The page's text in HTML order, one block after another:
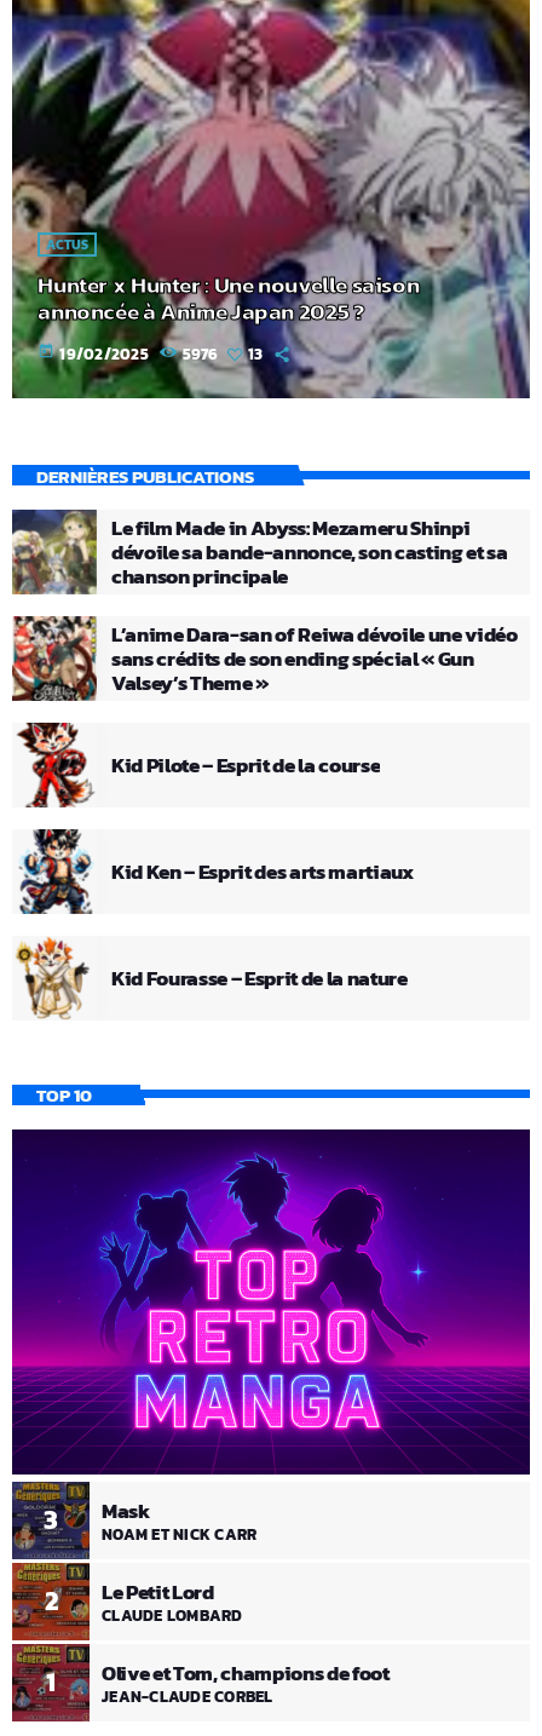
ACTUS
Hunter x Hunter : Une nouvelle saison
annoncée à Anime Japan 2025 ?
today 19/02/2025 5976 13
DERNIÈRES PUBLICATIONS
Le film Made in Abyss: Mezameru Shinpi
dévoile sa bande-annonce, son casting et sa
chanson principale
L’anime Dara-san of Reiwa dévoile une vidéo
sans crédits de son ending spécial « Gun
Valsey’s Theme »
Kid Pilote – Esprit de la course
Kid Ken – Esprit des arts martiaux
Kid Fourasse – Esprit de la nature
TOP 10
1 Olive et Tom, champions de foot
JEAN-CLAUDE CORBEL
2 Le Petit Lord
CLAUDE LOMBARD
3 Mask
NOAM ET NICK CARR